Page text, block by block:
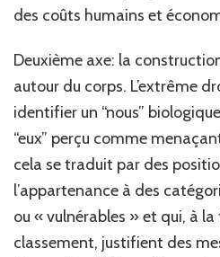
des coûts humains et
Deuxième axe: la
autour du corps. L’extrême
identifier un “nous”
“eux” perçu comme
cela se traduit par des
l’appartenance à des
ou « vulnérables » et qui, à
classement, justifient des